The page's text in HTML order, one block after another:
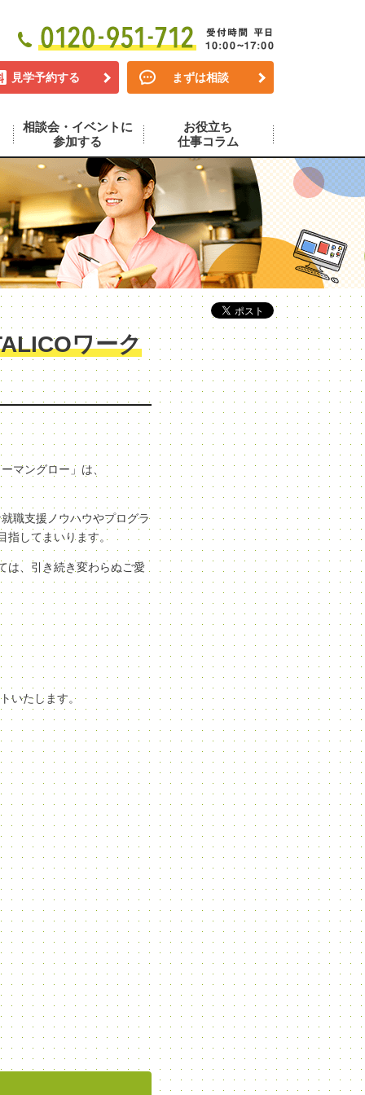
見学予約する まずは相談
相談会・イベントに
参加する
お役立ち
仕事コラム
ワーク
マングロー」は、
職支援ノウハウやプログラ
指してまいります。
は、引き続き変わらぬご愛
いたします。